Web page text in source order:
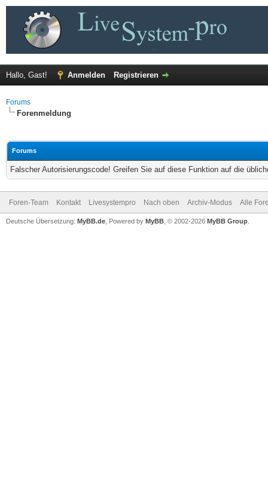
Hallo, Gast! Anmelden Registrieren
Forums
Forenmeldung
Forums
Falscher Autorisierungscode! Greifen Sie auf diese Funktion auf die
Foren-Team Kontakt Livesystempro Nach oben Archiv-Modus Alle
Deutsche Übersetzung: MyBB.de , Powered by MyBB , © 2002-2026 MyBB Group